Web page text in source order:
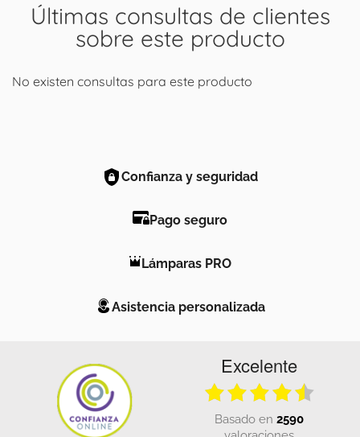
Últimas consultas de clientes
sobre este producto
No existen consultas para este producto
Confianza y seguridad
Pago seguro
Lámparas PRO
Asistencia personalizada
Excelente
basado en 2590
valoraciones